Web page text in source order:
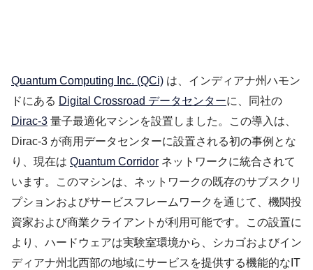
Quantum Computing Inc. (QCi) は、インディアナ州ハモン
ドにある Digital Crossroad データセンターに、同社の
Dirac-3 量子最適化マシンを設置しました。この導入は、
Dirac-3 が商用データセンターに設置される初の事例とな
り、現在は Quantum Corridor ネットワークに統合されて
います。このマシンは、ネットワークの既存のサブスクリ
プションおよびサービスフレームワークを通じて、機関投
資家および商業クライアントが利用可能です。この設置に
より、ハードウェアは実験室環境から、シカゴおよびイン
ディアナ州北西部の地域にサービスを提供する機能的なIT